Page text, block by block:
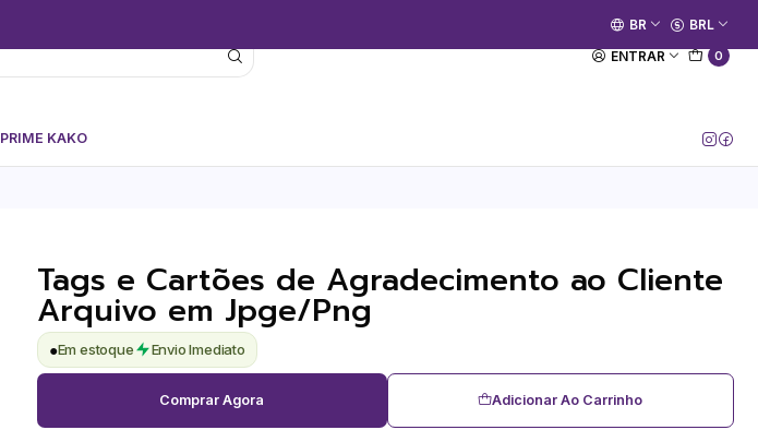
ENTRAR 0
PRIME KAKO
[Entrar no Canal]
BR BRL
Tags e Cartões de Agradecimento ao Cliente
Arquivo em Jpge/Png
●Em estoque Envio Imediato
Adicionar Ao Carrinho
Comprar Agora